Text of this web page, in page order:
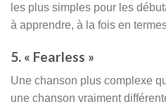
les plus simples pour les
à apprendre, à la fois en
5. « Fearless »
Une chanson plus complexe
une chanson vraiment